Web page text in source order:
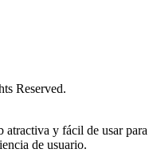
Reserved.
atractiva y fácil de usar para
de usuario.